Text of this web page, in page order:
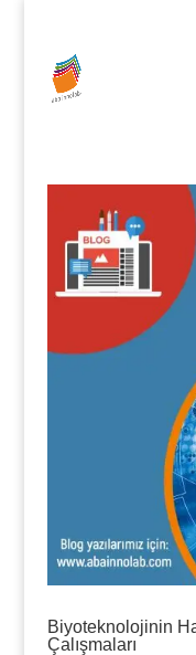
Biyoteknolojinin
Çalışmaları